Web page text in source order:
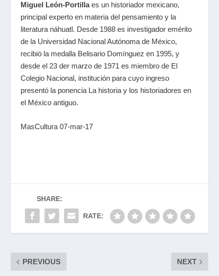
Miguel León-Portillaes un historiador mexicano,
principal experto en materia del pensamiento y la
literatura náhuatl. Desde 1988 es investigador emérito
de la Universidad Nacional Autónoma de México,
recibió la medalla Belisario Domínguez en 1995, y
desde el 23 der marzo de 1971 es miembro de El
Colegio Nacional, institución para cuyo ingreso
presentó la ponencia La historia y los historiadores en
el México antiguo.
MasCultura 07-mar-17
SHARE:
RATE:
PREVIOUS NEXT